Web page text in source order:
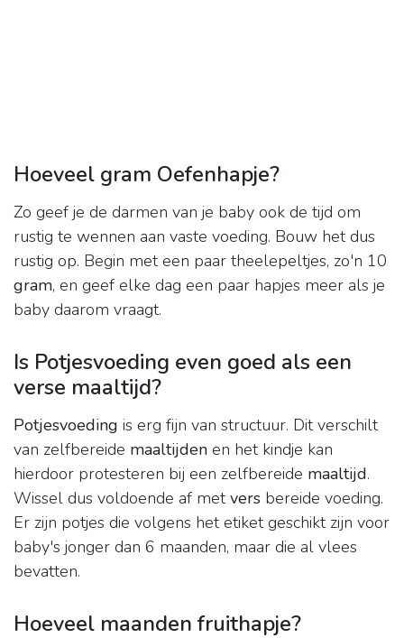
Hoeveel gram Oefenhapje?
Zo geef je de darmen van je baby ook de tijd om
rustig te wennen aan vaste voeding. Bouw het dus
rustig op. Begin met een paar theelepeltjes, zo'n 10
gram, en geef elke dag een paar hapjes meer als je
baby daarom vraagt.
Is Potjesvoeding even goed als een
verse maaltijd?
Potjesvoeding is erg fijn van structuur. Dit verschilt
van zelfbereide maaltijden en het kindje kan
hierdoor protesteren bij een zelfbereide maaltijd.
Wissel dus voldoende af metvers bereide voeding.
Er zijn potjes die volgens het etiket geschikt zijn voor
baby's jonger dan 6 maanden, maar die al vlees
bevatten.
Hoeveel maanden fruithapje?